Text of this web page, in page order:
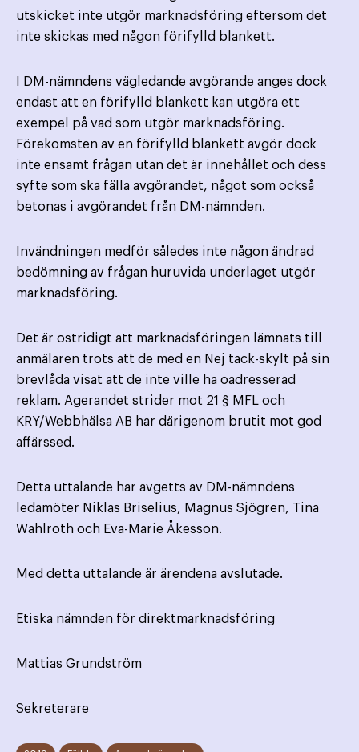
utskicket inte utgör marknadsföring eftersom det
inte skickas med någon förifylld blankett.
I DM-nämndens vägledande avgörande anges dock
endast att en förifylld blankett kan utgöra ett
exempel på vad som utgör marknadsföring.
Förekomsten av en förifylld blankett avgör dock
inte ensamt frågan utan det är innehållet och dess
syfte som ska fälla avgörandet, något som också
betonas i avgörandet från DM-nämnden.
Invändningen medför således inte någon ändrad
bedömning av frågan huruvida underlaget utgör
marknadsföring.
Det är ostridigt att marknadsföringen lämnats till
anmälaren trots att de med en Nej tack-skylt på sin
brevlåda visat att de inte ville ha oadresserad
reklam. Agerandet strider mot 21 § MFL och
KRY/Webbhälsa AB har därigenom brutit mot god
affärssed.
Detta uttalande har avgetts av DM-nämndens
ledamöter Niklas Briselius, Magnus Sjögren, Tina
Wahlroth och Eva-Marie Åkesson.
Med detta uttalande är ärendena avslutade.
Etiska nämnden för direktmarknadsföring
Mattias Grundström
Sekreterare